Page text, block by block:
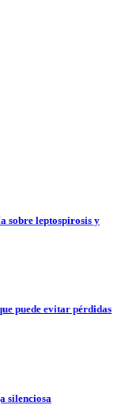
sobre leptospirosis y
puede evitar pérdidas
silenciosa